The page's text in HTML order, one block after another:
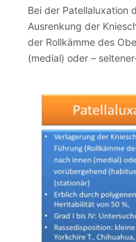
Bei der Patellaluxation
Ausrenkung der
der Rollkämme des
(medial) oder –